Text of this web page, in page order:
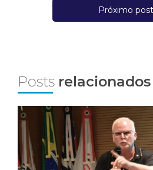
Próximo post
Posts relacionados